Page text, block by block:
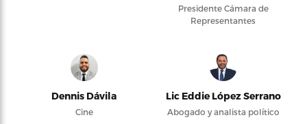
Presidente Cámara de
Representantes
Dennis Dávila
Cine
Lic Eddie López Serrano
Abogado y analista político